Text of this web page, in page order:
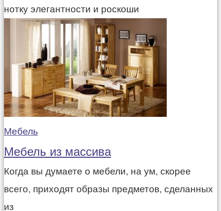
нотку элегантности и роскоши
Мебель
Мебель из массива
Когда вы думаете о мебели, на ум, скорее
всего, приходят образы предметов, сделанных
из